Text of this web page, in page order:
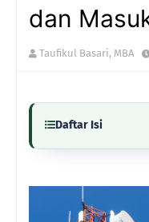
dan
Taufikul Basari, MBA
Daftar Isi